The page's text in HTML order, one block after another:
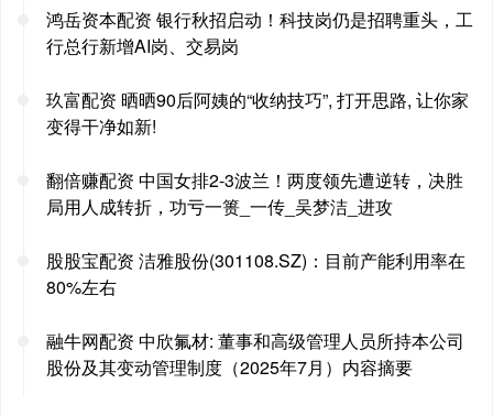
鸿岳资本配资 银行秋招启动！科技岗仍是招聘重头，工
行总行新增AI岗、交易岗
玖富配资 晒晒90后阿姨的“收纳技巧”, 打开思路, 让你家
变得干净如新!
翻倍赚配资 中国女排2-3波兰！两度领先遭逆转，决胜
局用人成转折，功亏一篑_一传_吴梦洁_进攻
股股宝配资 洁雅股份(301108.SZ)：目前产能利用率在
80%左右
融牛网配资 中欣氟材: 董事和高级管理人员所持本公司
股份及其变动管理制度（2025年7月）内容摘要